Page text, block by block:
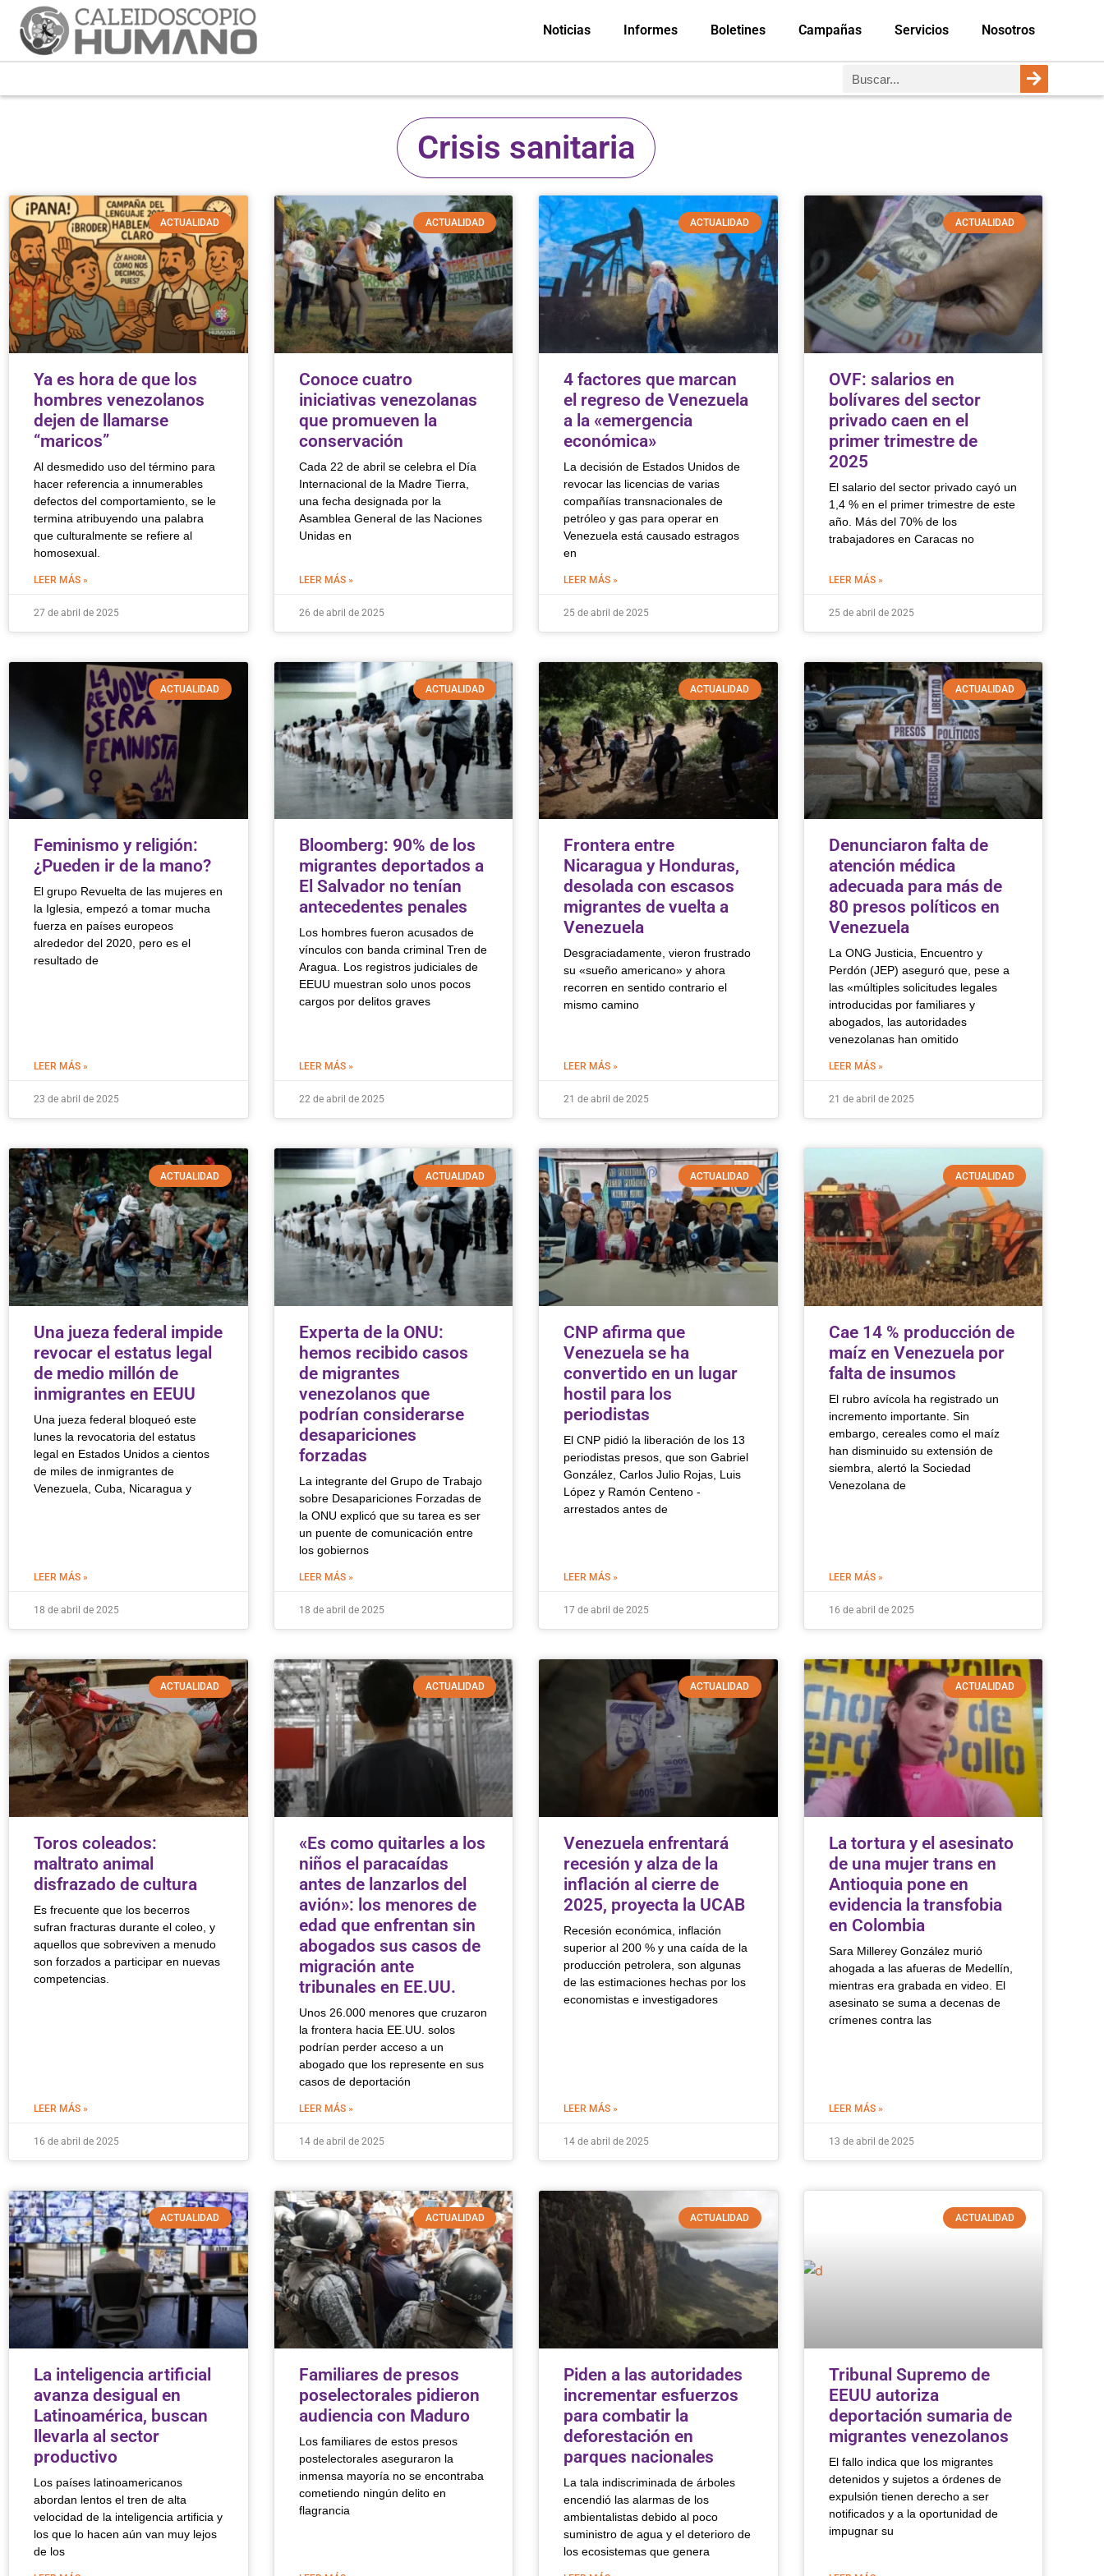
Noticias Informes Boletines Campañas Servicios Nosotros
Crisis sanitaria
ACTUALIDAD
Ya es hora de que los
hombres venezolanos
dejen de llamarse
“maricos”
Al desmedido uso del término para
hacer referencia a innumerables
defectos del comportamiento, se le
termina atribuyendo una palabra
que culturalmente se refiere al
homosexual.
LEER MÁS »
27 de abril de 2025
ACTUALIDAD
Conoce cuatro
iniciativas venezolanas
que promueven la
conservación
Cada 22 de abril se celebra el Día
Internacional de la Madre Tierra,
una fecha designada por la
Asamblea General de las Naciones
Unidas en
LEER MÁS »
26 de abril de 2025
ACTUALIDAD
4 factores que marcan
el regreso de Venezuela
a la «emergencia
económica»
La decisión de Estados Unidos de
revocar las licencias de varias
compañías transnacionales de
petróleo y gas para operar en
Venezuela está causado estragos
en
LEER MÁS »
25 de abril de 2025
ACTUALIDAD
OVF: salarios en
bolívares del sector
privado caen en el
primer trimestre de
2025
El salario del sector privado cayó un
1,4 % en el primer trimestre de este
año. Más del 70% de los
trabajadores en Caracas no
LEER MÁS »
25 de abril de 2025
ACTUALIDAD
Feminismo y religión:
¿Pueden ir de la mano?
El grupo Revuelta de las mujeres en
la Iglesia, empezó a tomar mucha
fuerza en países europeos
alrededor del 2020, pero es el
resultado de
LEER MÁS »
23 de abril de 2025
ACTUALIDAD
Bloomberg: 90% de los
migrantes deportados a
El Salvador no tenían
antecedentes penales
Los hombres fueron acusados ​​de
vínculos con banda criminal Tren de
Aragua. Los registros judiciales de
EEUU muestran solo unos pocos
cargos por delitos graves
LEER MÁS »
22 de abril de 2025
ACTUALIDAD
Frontera entre
Nicaragua y Honduras,
desolada con escasos
migrantes de vuelta a
Venezuela
Desgraciadamente, vieron frustrado
su «sueño americano» y ahora
recorren en sentido contrario el
mismo camino
LEER MÁS »
21 de abril de 2025
ACTUALIDAD
Denunciaron falta de
atención médica
adecuada para más de
80 presos políticos en
Venezuela
La ONG Justicia, Encuentro y
Perdón (JEP) aseguró que, pese a
las «múltiples solicitudes legales
introducidas por familiares y
abogados, las autoridades
venezolanas han omitido
LEER MÁS »
21 de abril de 2025
ACTUALIDAD
Una jueza federal impide
revocar el estatus legal
de medio millón de
inmigrantes en EEUU
Una jueza federal bloqueó este
lunes la revocatoria del estatus
legal en Estados Unidos a cientos
de miles de inmigrantes de
Venezuela, Cuba, Nicaragua y
LEER MÁS »
18 de abril de 2025
ACTUALIDAD
Experta de la ONU:
hemos recibido casos
de migrantes
venezolanos que
podrían considerarse
desapariciones
forzadas
La integrante del Grupo de Trabajo
sobre Desapariciones Forzadas de
la ONU explicó que su tarea es ser
un puente de comunicación entre
los gobiernos
LEER MÁS »
18 de abril de 2025
ACTUALIDAD
CNP afirma que
Venezuela se ha
convertido en un lugar
hostil para los
periodistas
El CNP pidió la liberación de los 13
periodistas presos, que son Gabriel
González, Carlos Julio Rojas, Luis
López y Ramón Centeno -
arrestados antes de
LEER MÁS »
17 de abril de 2025
ACTUALIDAD
Cae 14 % producción de
maíz en Venezuela por
falta de insumos
El rubro avícola ha registrado un
incremento importante. Sin
embargo, cereales como el maíz
han disminuido su extensión de
siembra, alertó la Sociedad
Venezolana de
LEER MÁS »
16 de abril de 2025
ACTUALIDAD
Toros coleados:
maltrato animal
disfrazado de cultura
Es frecuente que los becerros
sufran fracturas durante el coleo, y
aquellos que sobreviven a menudo
son forzados a participar en nuevas
competencias.
LEER MÁS »
16 de abril de 2025
ACTUALIDAD
«Es como quitarles a los
niños el paracaídas
antes de lanzarlos del
avión»: los menores de
edad que enfrentan sin
abogados sus casos de
migración ante
tribunales en EE.UU.
Unos 26.000 menores que cruzaron
la frontera hacia EE.UU. solos
podrían perder acceso a un
abogado que los represente en sus
casos de deportación
LEER MÁS »
14 de abril de 2025
ACTUALIDAD
Venezuela enfrentará
recesión y alza de la
inflación al cierre de
2025, proyecta la UCAB
Recesión económica, inflación
superior al 200 % y una caída de la
producción petrolera, son algunas
de las estimaciones hechas por los
economistas e investigadores
LEER MÁS »
14 de abril de 2025
ACTUALIDAD
La tortura y el asesinato
de una mujer trans en
Antioquia pone en
evidencia la transfobia
en Colombia
Sara Millerey González murió
ahogada a las afueras de Medellín,
mientras era grabada en video. El
asesinato se suma a decenas de
crímenes contra las
LEER MÁS »
13 de abril de 2025
ACTUALIDAD
La inteligencia artificial
avanza desigual en
Latinoamérica, buscan
llevarla al sector
productivo
Los países latinoamericanos
abordan lentos el tren de alta
velocidad de la inteligencia artificia y
los que lo hacen aún van muy lejos
de los
ACTUALIDAD
Familiares de presos
poselectorales pidieron
audiencia con Maduro
Los familiares de estos presos
postelectorales aseguraron la
inmensa mayoría no se encontraba
cometiendo ningún delito en
flagrancia
ACTUALIDAD
Piden a las autoridades
incrementar esfuerzos
para combatir la
deforestación en
parques nacionales
La tala indiscriminada de árboles
encendió las alarmas de los
ambientalistas debido al poco
suministro de agua y el deterioro de
los ecosistemas que genera
ACTUALIDAD
Tribunal Supremo de
EEUU autoriza
deportación sumaria de
migrantes venezolanos
El fallo indica que los migrantes
detenidos y sujetos a órdenes de
expulsión tienen derecho a ser
notificados y a la oportunidad de
impugnar su